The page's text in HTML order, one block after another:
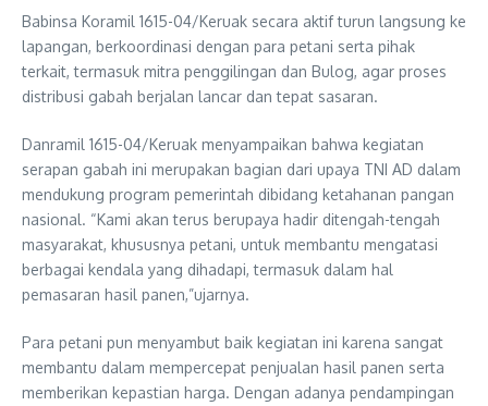
Babinsa Koramil 1615-04/Keruak secara aktif turun langsung ke
lapangan, berkoordinasi dengan para petani serta pihak
terkait, termasuk mitra penggilingan dan Bulog, agar proses
distribusi gabah berjalan lancar dan tepat sasaran.
Danramil 1615-04/Keruak menyampaikan bahwa kegiatan
serapan gabah ini merupakan bagian dari upaya TNI AD dalam
mendukung program pemerintah dibidang ketahanan pangan
nasional. “Kami akan terus berupaya hadir ditengah-tengah
masyarakat, khususnya petani, untuk membantu mengatasi
berbagai kendala yang dihadapi, termasuk dalam hal
pemasaran hasil panen,”ujarnya.
Para petani pun menyambut baik kegiatan ini karena sangat
membantu dalam mempercepat penjualan hasil panen serta
memberikan kepastian harga. Dengan adanya pendampingan